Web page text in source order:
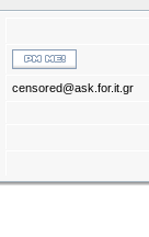
censored@ask.for.it.gr